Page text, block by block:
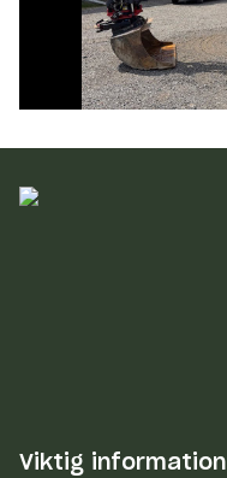
Viktig information